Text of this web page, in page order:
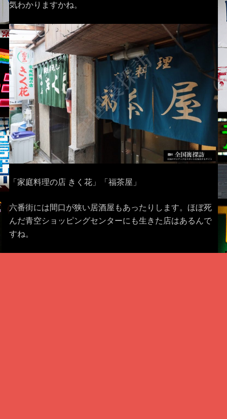
気わかりますかね。
「家庭料理の店 きく花」「福茶屋」
六番街には間口が狭い居酒屋もあったりします。ほぼ死
んだ青空ショッピングセンターにも生きた店はあるんで
すね。